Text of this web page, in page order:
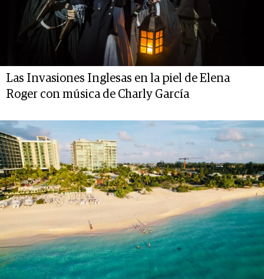
Las Invasiones Inglesas en la piel de Elena
Roger con música de Charly García